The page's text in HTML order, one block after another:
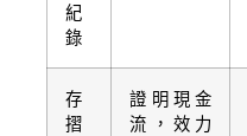
紀
錄
存
摺
證明現金
流，效力